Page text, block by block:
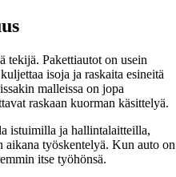
tekijä. Pakettiautot on usein
isoja ja raskaita esineitä
malleissa on jopa
raskaan kuorman käsittelyä.
istuimilla ja hallintalaitteilla,
työskentelyä. Kun auto on
itse työhönsä.